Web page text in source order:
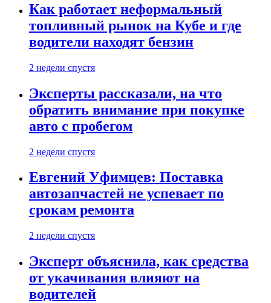
Как работает неформальный
топливный рынок на Кубе и где
водители находят бензин
2 недели спустя
Эксперты рассказали, на что
обратить внимание при покупке
авто с пробегом
2 недели спустя
Евгений Уфимцев: Поставка
автозапчастей не успевает по
срокам ремонта
2 недели спустя
Эксперт объяснила, как средства
от укачивания влияют на
водителей